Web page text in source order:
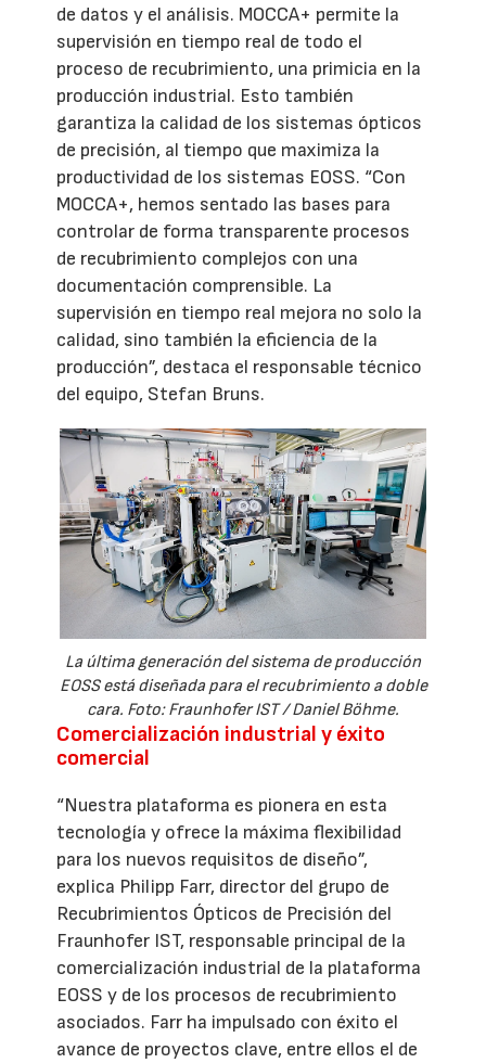
de datos y el análisis. MOCCA+ permite la
supervisión en tiempo real de todo el
proceso de recubrimiento, una primicia en la
producción industrial. Esto también
garantiza la calidad de los sistemas ópticos
de precisión, al tiempo que maximiza la
productividad de los sistemas EOSS. “Con
MOCCA+, hemos sentado las bases para
controlar de forma transparente procesos
de recubrimiento complejos con una
documentación comprensible. La
supervisión en tiempo real mejora no solo la
calidad, sino también la eficiencia de la
producción”, destaca el responsable técnico
del equipo, Stefan Bruns.
La última generación del sistema de producción
EOSS está diseñada para el recubrimiento a doble
cara. Foto: Fraunhofer IST / Daniel Böhme.
Comercialización industrial y éxito
comercial
“Nuestra plataforma es pionera en esta
tecnología y ofrece la máxima flexibilidad
para los nuevos requisitos de diseño”,
explica Philipp Farr, director del grupo de
Recubrimientos Ópticos de Precisión del
Fraunhofer IST, responsable principal de la
comercialización industrial de la plataforma
EOSS y de los procesos de recubrimiento
asociados. Farr ha impulsado con éxito el
avance de proyectos clave, entre ellos el de